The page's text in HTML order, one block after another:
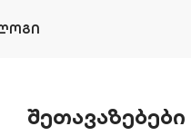
შეთავაზებები